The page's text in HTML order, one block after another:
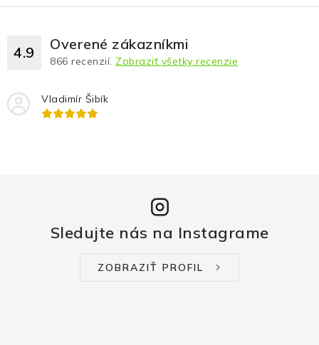
Značky
O nás Veľkoobchod
Ochrana osobných údajov
4.9 Overené zákazníkmi
866 recenzií. Zobraziť všetky recenzie
Vladimír Šibík
Sledujte nás na Instagrame
ZOBRAZIŤ PROFIL